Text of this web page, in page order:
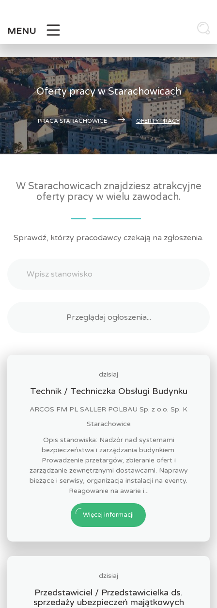
MENU
Oferty pracy w Starachowicach
PRACA STARACHOWICE OFERTY PRACY
W Starachowicach znajdziesz atrakcyjne
oferty pracy w wielu zawodach.
Sprawdź, którzy pracodawcy czekają na zgłoszenia.
dzisiaj
Technik / Techniczka Obsługi Budynku
ARCOS FM PL SALLER POLBAU Sp. z o.o. Sp. K
Starachowice
Opis stanowiska: Nadzór nad systemami
bezpieczeństwa i zarządzania budynkiem.
Prowadzenie przetargów, zbieranie ofert i
zarządzanie zewnętrznymi dostawcami. Naprawy
bieżące i serwisy, organizacja instalacji na eventy.
Reagowanie na awarie i...
Więcej informacji
dzisiaj
Przedstawiciel / Przedstawicielka ds.
sprzedaży ubezpieczeń majątkowych